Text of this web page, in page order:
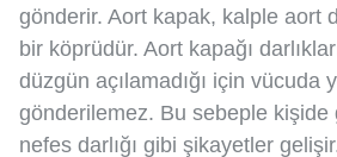
gönderir. Aort kapak, kalple aort
bir köprüdür. Aort kapağı
düzgün açılamadığı için vücuda
gönderilemez. Bu sebeple kişide
nefes darlığı gibi şikayetler